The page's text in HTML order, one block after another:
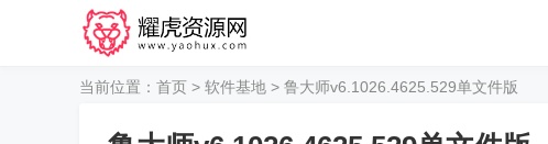
当前位置： 首页 > 软件基地 > 鲁大师v6.1026.4625.529单文件版